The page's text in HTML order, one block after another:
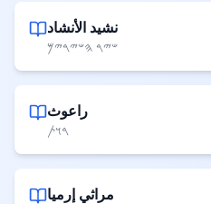
نشيد الأنشاد
𐤔𐤉𐤓 𐤄𐤔𐤉𐤓𐤉𐤌
راعوث
𐤓𐤅𐤕
مراثي إرميا